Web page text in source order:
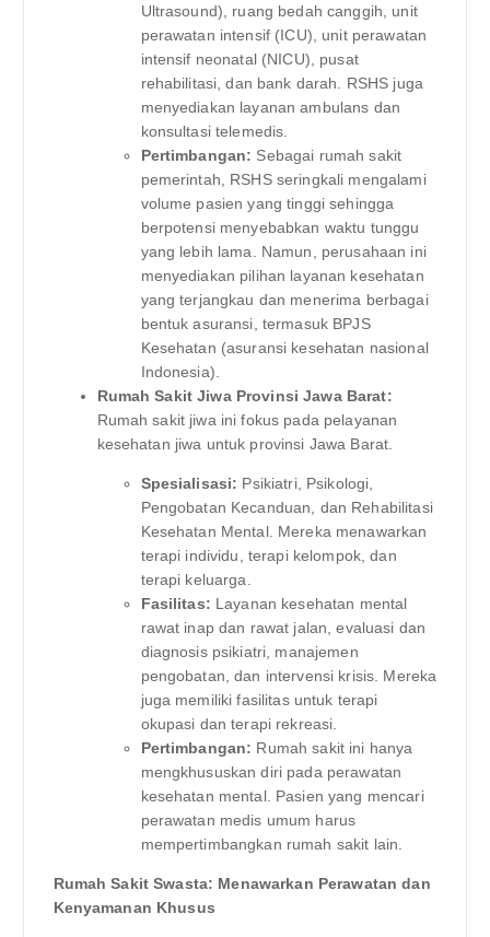
Ultrasound), ruang bedah canggih, unit
perawatan intensif (ICU), unit perawatan
intensif neonatal (NICU), pusat
rehabilitasi, dan bank darah. RSHS juga
menyediakan layanan ambulans dan
konsultasi telemedis.
Pertimbangan: Sebagai rumah sakit
pemerintah, RSHS seringkali mengalami
volume pasien yang tinggi sehingga
berpotensi menyebabkan waktu tunggu
yang lebih lama. Namun, perusahaan ini
menyediakan pilihan layanan kesehatan
yang terjangkau dan menerima berbagai
bentuk asuransi, termasuk BPJS
Kesehatan (asuransi kesehatan nasional
Indonesia).
Rumah Sakit Jiwa Provinsi Jawa Barat:
Rumah sakit jiwa ini fokus pada pelayanan
kesehatan jiwa untuk provinsi Jawa Barat.
Spesialisasi: Psikiatri, Psikologi,
Pengobatan Kecanduan, dan Rehabilitasi
Kesehatan Mental. Mereka menawarkan
terapi individu, terapi kelompok, dan
terapi keluarga.
Fasilitas: Layanan kesehatan mental
rawat inap dan rawat jalan, evaluasi dan
diagnosis psikiatri, manajemen
pengobatan, dan intervensi krisis. Mereka
juga memiliki fasilitas untuk terapi
okupasi dan terapi rekreasi.
Pertimbangan: Rumah sakit ini hanya
mengkhususkan diri pada perawatan
kesehatan mental. Pasien yang mencari
perawatan medis umum harus
mempertimbangkan rumah sakit lain.
Rumah Sakit Swasta: Menawarkan Perawatan dan
Kenyamanan Khusus